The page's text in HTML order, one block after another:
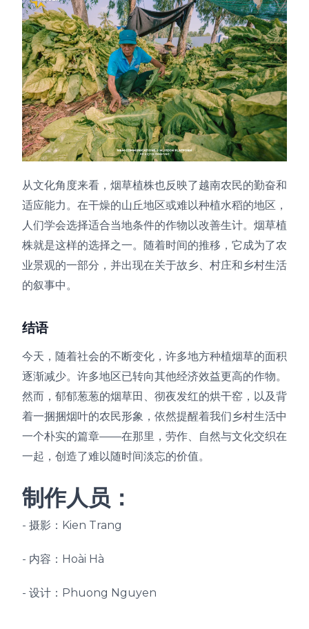
从文化角度来看，烟草植株也反映了越南农民的勤奋和
适应能力。在干燥的山丘地区或难以种植水稻的地区，
人们学会选择适合当地条件的作物以改善生计。烟草植
株就是这样的选择之一。随着时间的推移，它成为了农
业景观的一部分，并出现在关于故乡、村庄和乡村生活
的叙事中。
结语
今天，随着社会的不断变化，许多地方种植烟草的面积
逐渐减少。许多地区已转向其他经济效益更高的作物。
然而，郁郁葱葱的烟草田、彻夜发红的烘干窑，以及背
着一捆捆烟叶的农民形象，依然提醒着我们乡村生活中
一个朴实的篇章——在那里，劳作、自然与文化交织在
一起，创造了难以随时间淡忘的价值。
制作人员：
- 摄影：Kien Trang
- 内容：Hoài Hà
- 设计：Phuong Nguyen